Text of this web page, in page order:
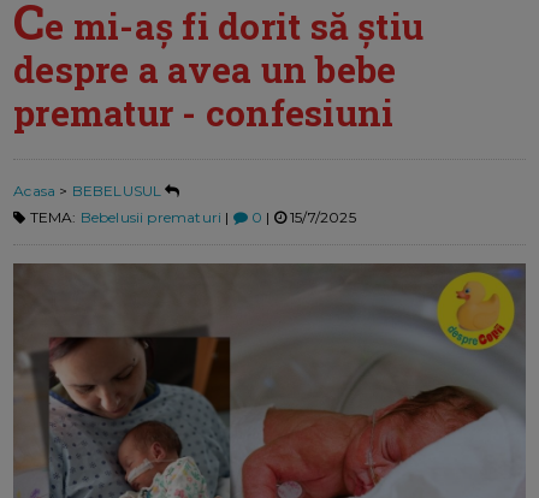
Ce mi-aș fi dorit să știu
despre a avea un bebe
prematur - confesiuni
Acasa > BEBELUSUL
TEMA: Bebelusii prematuri | 0 | 15/7/2025